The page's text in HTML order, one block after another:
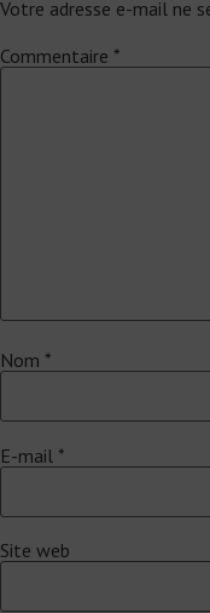
Votre adresse e-mail ne
Commentaire *
Nom *
E-mail *
Site web